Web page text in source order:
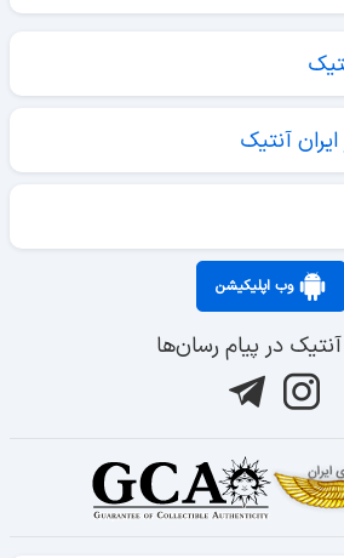
آنتیک
وب اپلیکیشن
آنتیک در پیام رسان‌ها